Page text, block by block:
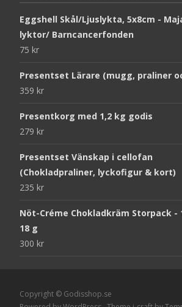
Eggshell Skål/Ljuslykta, 5x8cm -
lyktor/ Barncancerfonden
75 kr
Presentset Lärare (mugg, praliner
359 kr
Presentkorg med 1,2 kg godis
279 kr
Presentset Vänskap i cellofan
(Chokladpraliner, lyckofigur & kort)
235 kr
Nöt-Créme Chokladkräm Storpack -
18 g
300 kr
Copyright © Godisshop.se